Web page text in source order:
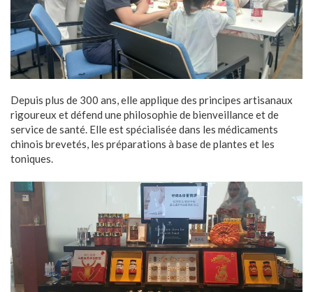
Depuis plus de 300 ans, elle applique des principes artisanaux
rigoureux et défend une philosophie de bienveillance et de
service de santé. Elle est spécialisée dans les médicaments
chinois brevetés, les préparations à base de plantes et les
toniques.